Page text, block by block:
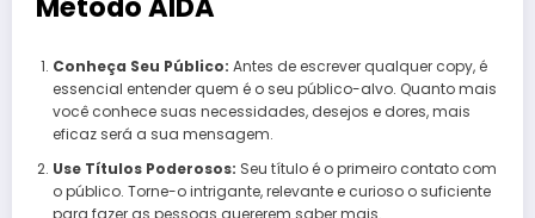
Conheça Seu Público: Antes de escrever qualquer copy, é
essencial entender quem é o seu público-alvo. Quanto mais
você conhece suas necessidades, desejos e dores, mais
eficaz será a sua mensagem.
Use Títulos Poderosos: Seu título é o primeiro contato com
o público. Torne-o intrigante, relevante e curioso o suficiente
para fazer as pessoas quererem saber mais.